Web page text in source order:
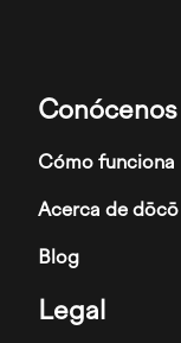
Conócenos
Cómo funciona
Acerca de dōcō
Blog
Legal